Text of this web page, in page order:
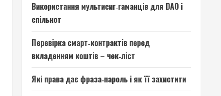
Використання мультисиг‑гаманців для DAO і
спільнот
Перевірка смарт‑контрактів перед
вкладенням коштів – чек‑ліст
Які права дає фраза‑пароль і як її захистити